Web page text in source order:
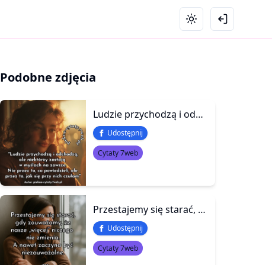
Podobne zdjęcia
Ludzie przychodzą i odchodzą, ale niektórzy zostają w myślach na zawsze. Nie przez to, co powiedzieli, ale przez to, jak się przy nich czułam
Udostępnij
Cytaty 7web
Przestajemy się starać, gdy zauważamy, że nasze "więcej" niczego nie zmienia. A nawet zaczyna być niezauważalne.
Udostępnij
Cytaty 7web